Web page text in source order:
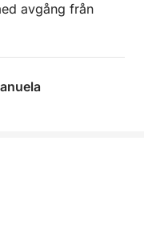
avgång från
nära de
Piana. Det
upplevelse,
autentiskt och